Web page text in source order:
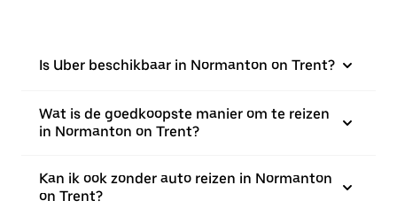
Is Uber beschikbaar in Normanton on Trent?
Wat is de goedkoopste manier om te reizen
in Normanton on Trent?
Kan ik ook zonder auto reizen in Normanton
on Trent?